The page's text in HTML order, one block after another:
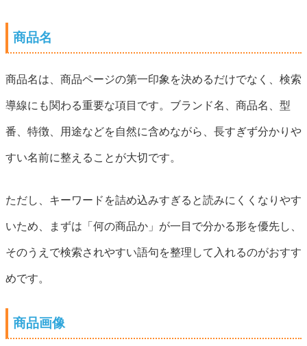
商品名
商品名は、商品ページの第一印象を決めるだけでなく、検索
導線にも関わる重要な項目です。ブランド名、商品名、型
番、特徴、用途などを自然に含めながら、長すぎず分かりや
すい名前に整えることが大切です。
ただし、キーワードを詰め込みすぎると読みにくくなりやす
いため、まずは「何の商品か」が一目で分かる形を優先し、
そのうえで検索されやすい語句を整理して入れるのがおすす
めです。
商品画像